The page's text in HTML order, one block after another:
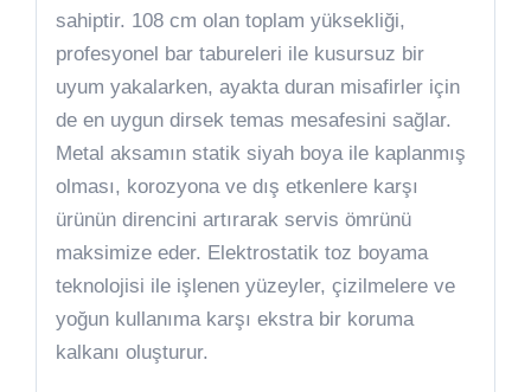
sahiptir. 108 cm olan toplam yüksekliği,
profesyonel bar tabureleri ile kusursuz bir
uyum yakalarken, ayakta duran misafirler için
de en uygun dirsek temas mesafesini sağlar.
Metal aksamın statik siyah boya ile kaplanmış
olması, korozyona ve dış etkenlere karşı
ürünün direncini artırarak servis ömrünü
maksimize eder. Elektrostatik toz boyama
teknolojisi ile işlenen yüzeyler, çizilmelere ve
yoğun kullanıma karşı ekstra bir koruma
kalkanı oluşturur.